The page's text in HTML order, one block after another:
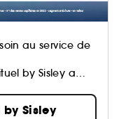
au service de
by Sisley a
qui
femmes.
by Sisley